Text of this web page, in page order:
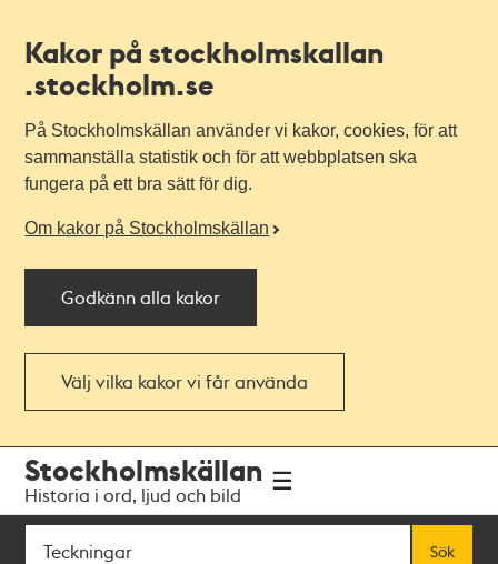
Kakor på stockholmskallan
.stockholm.se
På Stockholmskällan använder vi kakor, cookies, för att
sammanställa statistik och för att webbplatsen ska
fungera på ett bra sätt för dig.
Om kakor på Stockholmskällan
Godkänn alla kakor
Välj vilka kakor vi får använda
navigationen
huvudinnehållet
Stockholmskällan
Historia i ord, ljud och bild
Sök
Sök